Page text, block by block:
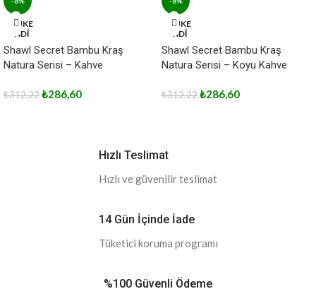
TÜKE
NDİ
Shawl Secret Bambu Kraş
Natura Serisi – Kahve
₺312,22₺286,60
TÜKE
NDİ
Shawl Secret Bambu Kraş
Natura Serisi – Koyu Kahve
₺312,22₺286,60
Hızlı Teslimat
Hızlı ve güvenilir teslimat
14 Gün İçinde İade
Tüketici koruma programı
%100 Güvenli Ödeme